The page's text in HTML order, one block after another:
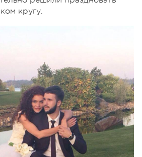
кругу.